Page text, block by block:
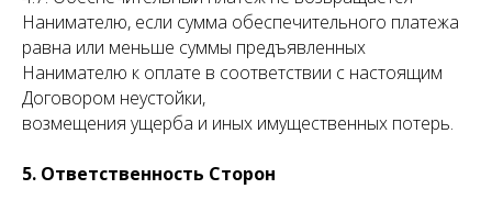
Нанимателю, если сумма обеспечительного платежа
равна или меньше суммы предъявленных
Нанимателю к оплате в соответствии с настоящим
Договором неустойки,
возмещения ущерба и иных имущественных потерь.
5. Ответственность Сторон